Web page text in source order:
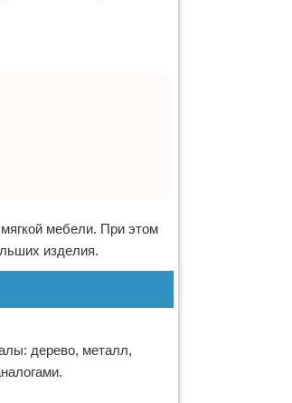
мебели. При этом
изделия.
дерево, металл,